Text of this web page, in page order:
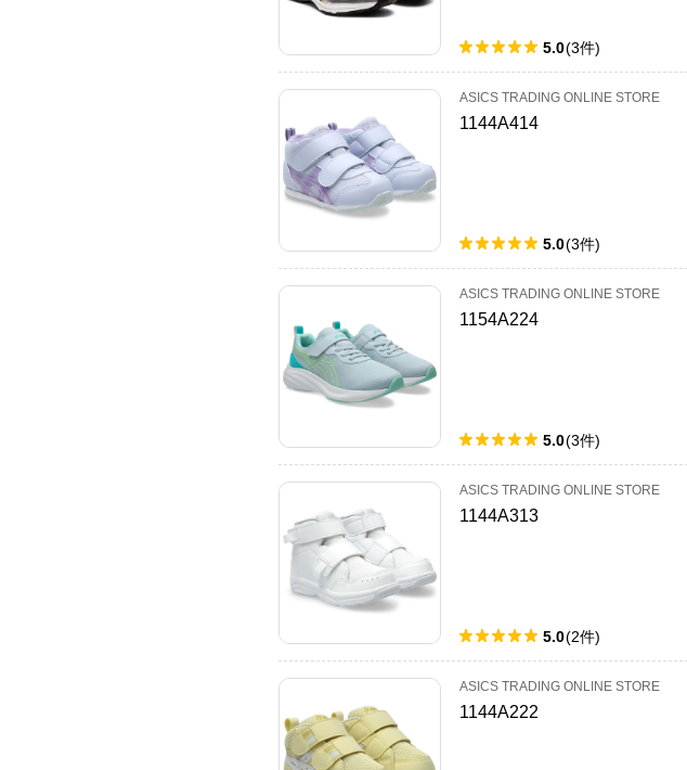
5.0(3件)
ASICS TRADING ONLINE STORE
1144A414
5.0(3件)
ASICS TRADING ONLINE STORE
1154A224
5.0(3件)
ASICS TRADING ONLINE STORE
1144A313
5.0(2件)
ASICS TRADING ONLINE STORE
1144A222